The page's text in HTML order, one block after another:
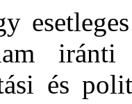
iránti
és